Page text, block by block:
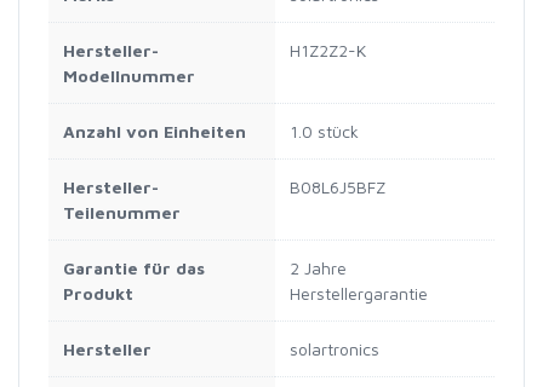
Hersteller-
Modellnummer
H1Z2Z2-K
Anzahl von Einheiten 1.0 stück
Hersteller-
Teilenummer
B08L6J5BFZ
Garantie für das
Produkt
2 Jahre
Herstellergarantie
Hersteller solartronics